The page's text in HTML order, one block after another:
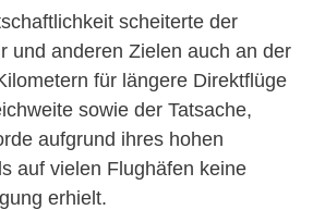
scheiterte der
und anderen Zielen auch an der
für längere Direktflüge
sowie der Tatsache,
aufgrund ihres hohen
auf vielen Flughäfen keine
erhielt.